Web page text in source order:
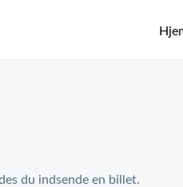
du indsende en billet.